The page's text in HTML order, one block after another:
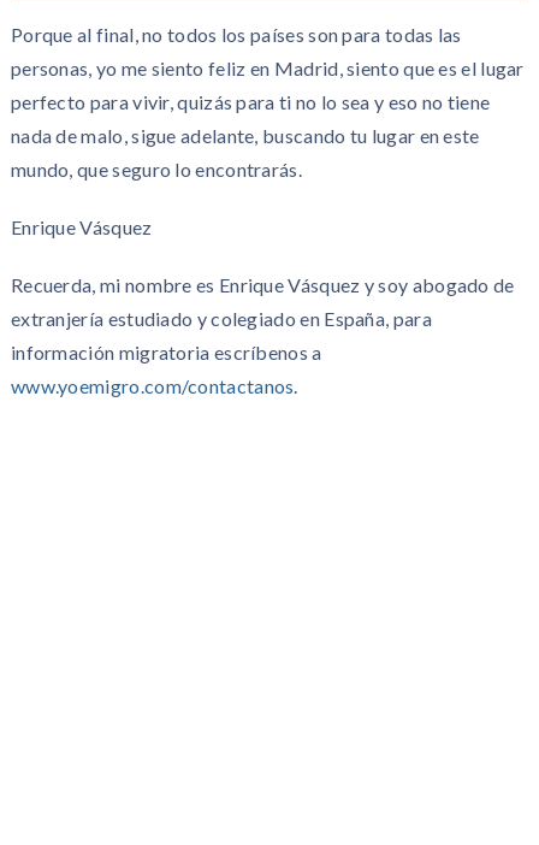
Porque al final, no todos los países son para todas las
personas, yo me siento feliz en Madrid, siento que es el lugar
perfecto para vivir, quizás para ti no lo sea y eso no tiene
nada de malo, sigue adelante, buscando tu lugar en este
mundo, que seguro lo encontrarás.
Enrique Vásquez
Recuerda, mi nombre es Enrique Vásquez y soy abogado de
extranjería estudiado y colegiado en España, para
información migratoria escríbenos a
www.yoemigro.com/contactanos.